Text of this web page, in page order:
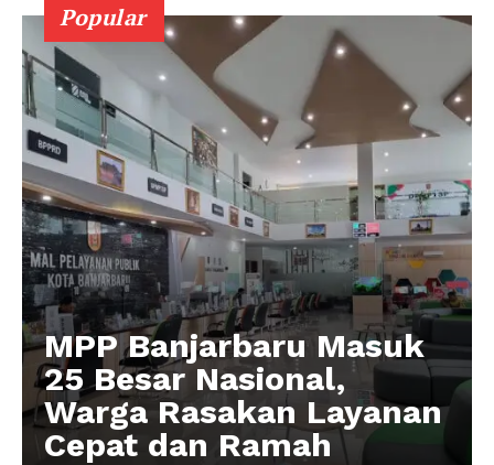
Popular
MPP Banjarbaru Masuk
25 Besar Nasional,
Warga Rasakan Layanan
Cepat dan Ramah